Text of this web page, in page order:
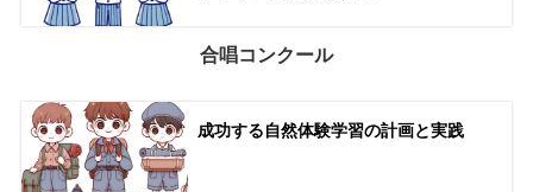
合唱コンクール
成功する自然体験学習の計画と実践